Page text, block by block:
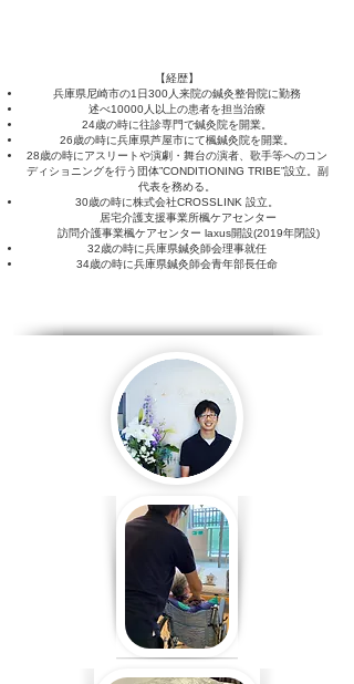
【経歴】
兵庫県尼崎市の1日300人来院の鍼灸整骨院に勤務
述べ10000人以上の患者を担当治療
24歳の時に往診専門で鍼灸院を開業。
26歳の時に兵庫県芦屋市にて楓鍼灸院を開業。
28歳の時にアスリートや演劇・舞台の演者、歌手等へのコン
ディショニングを行う団体”CONDITIONING TRIBE”設立。副
代表を務める。
30歳の時に株式会社CROSSLINK 設立。
居宅介護支援事業所楓ケアセンター
訪問介護事業楓ケアセンター laxus開設(2019年閉設)
32歳の時に兵庫県鍼灸師会理事就任
34歳の時に兵庫県鍼灸師会青年部長任命